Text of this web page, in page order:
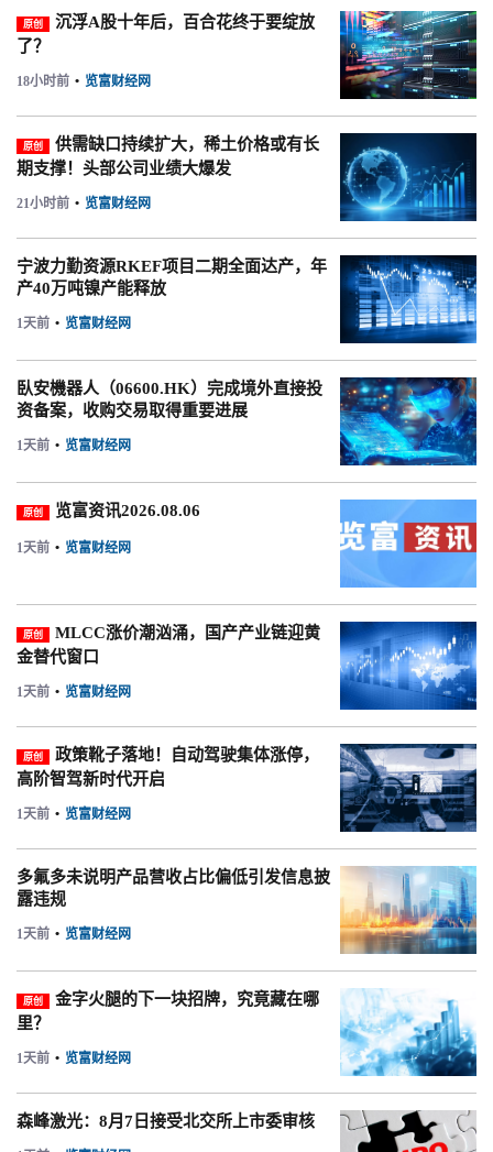
原创
沉浮A股十年后，百合花终于要绽放
了？
18小时前 • 览富财经网
原创
供需缺口持续扩大，稀土价格或有长
期支撑！头部公司业绩大爆发
21小时前 • 览富财经网
宁波力勤资源RKEF项目二期全面达产，年
产40万吨镍产能释放
1天前 • 览富财经网
臥安機器人（06600.HK）完成境外直接投
资备案，收购交易取得重要进展
1天前 • 览富财经网
原创 览富资讯2026.08.06
1天前 • 览富财经网
原创
MLCC涨价潮汹涌，国产产业链迎黄
金替代窗口
1天前 • 览富财经网
原创
政策靴子落地！自动驾驶集体涨停，
高阶智驾新时代开启
1天前 • 览富财经网
多氟多未说明产品营收占比偏低引发信息披
露违规
1天前 • 览富财经网
原创
金字火腿的下一块招牌，究竟藏在哪
里？
1天前 • 览富财经网
森峰激光：8月7日接受北交所上市委审核